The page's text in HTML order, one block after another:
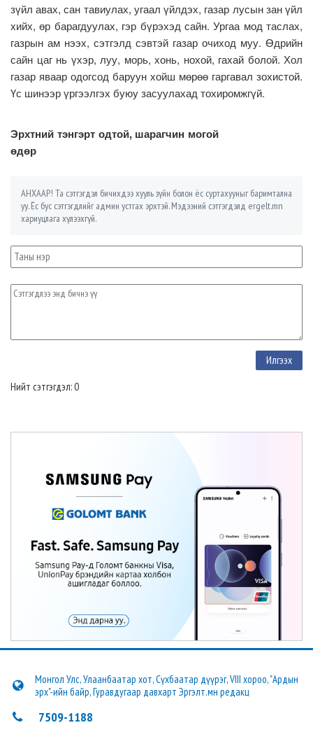
зүйл авах, сан тавиулах, угаал үйлдэх, газар лусын зан үйл
хийх, өр барагдуулах, гэр бүрэхэд сайн. Ургаа мод таслах,
газрын ам нээх, сэтгэлд сэвтэй газар очиход муу. Өдрийн
сайн цаг нь үхэр, луу, морь, хонь, нохой, гахай болой. Хол
газар яваар одогсод баруун хойш мөрөө гаргавал зохистой.
Үс шинээр үргээлгэх буюу засуулахад тохиромжгүй.
Эрхтний тэнгэрт одтой, шарагчин могой
өдөр
АНХААР! Та сэтгэгдэл бичихдээ хууль зүйн болон ёс суртахууныг баримтална
уу. Ёс бус сэтгэгдлийг админ устгах эрхтэй. Мэдээний сэтгэгдэлд ergelt.mn
хариуцлага хүлээхгүй.
Нийт сэтгэгдэл: 0
Монгол Улс, Улаанбаатар хот, Сүхбаатар дүүрэг, VIII хороо, "Ардын
эрх"-ийн байр, Гуравдугаар давхарт Эргэлт.мн редакц
7509-1188